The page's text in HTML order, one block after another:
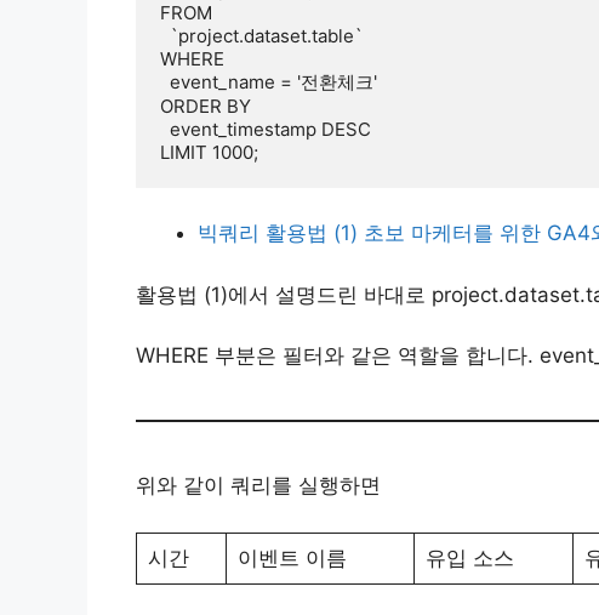
FROM
WHERE
ORDER BY
LIMIT 1000;
빅쿼리 활용법 (1) 초보 마케터를 위한 GA4
활용법 (1)에서 설명드린 바대로
WHERE 부분은 필터와 같은 역할을 합니다.
위와 같이 쿼리를 실행하면
시간 이벤트 이름 유입 소스